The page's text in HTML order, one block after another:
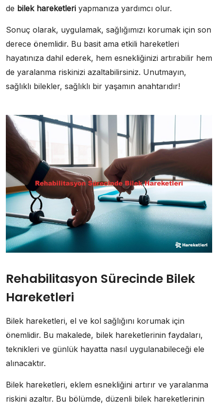
de bilek hareketleri yapmanıza yardımcı olur.
Sonuç olarak, uygulamak, sağlığımızı korumak için son
derece önemlidir. Bu basit ama etkili hareketleri
hayatınıza dahil ederek, hem esnekliğinizi artırabilir hem
de yaralanma riskinizi azaltabilirsiniz. Unutmayın,
sağlıklı bilekler, sağlıklı bir yaşamın anahtarıdır!
Rehabilitasyon Sürecinde Bilek
Hareketleri
Bilek hareketleri, el ve kol sağlığını korumak için
önemlidir. Bu makalede, bilek hareketlerinin faydaları,
teknikleri ve günlük hayatta nasıl uygulanabileceği ele
alınacaktır.
Bilek hareketleri, eklem esnekliğini artırır ve yaralanma
riskini azaltır. Bu bölümde, düzenli bilek hareketlerinin